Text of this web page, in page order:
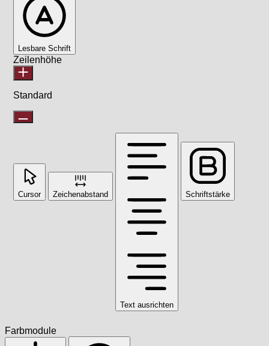
Lesbare Schrift
Zeilenhöhe
Standard
Cursor Zeichenabstand
Text ausrichten
Schriftstärke
Farbmodule